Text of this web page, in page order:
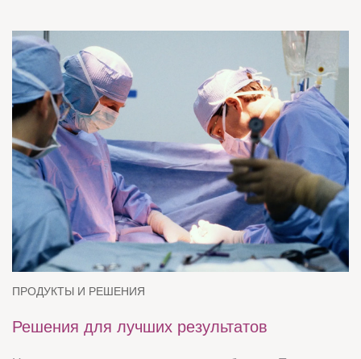
ПРОДУКТЫ И РЕШЕНИЯ
Решения для лучших результатов